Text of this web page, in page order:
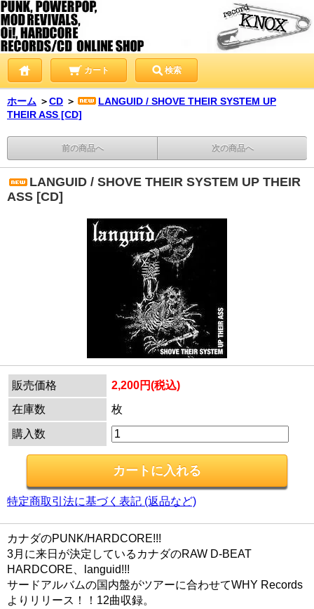
カート 検索
ホーム ＞CD ＞
LANGUID / SHOVE THEIR SYSTEM UP
THEIR ASS [CD]
前の商品へ 次の商品へ
LANGUID / SHOVE THEIR SYSTEM UP THEIR
ASS [CD]
販売価格
2,200円(税込)
在庫数
枚
購入数
特定商取引法に基づく表記 (返品など)
カナダのPUNK/HARDCORE!!!
3月に来日が決定しているカナダのRAW D-BEAT
HARDCORE、languid!!!
サードアルバムの国内盤がツアーに合わせてWHY Records
よりリリース！！12曲収録。